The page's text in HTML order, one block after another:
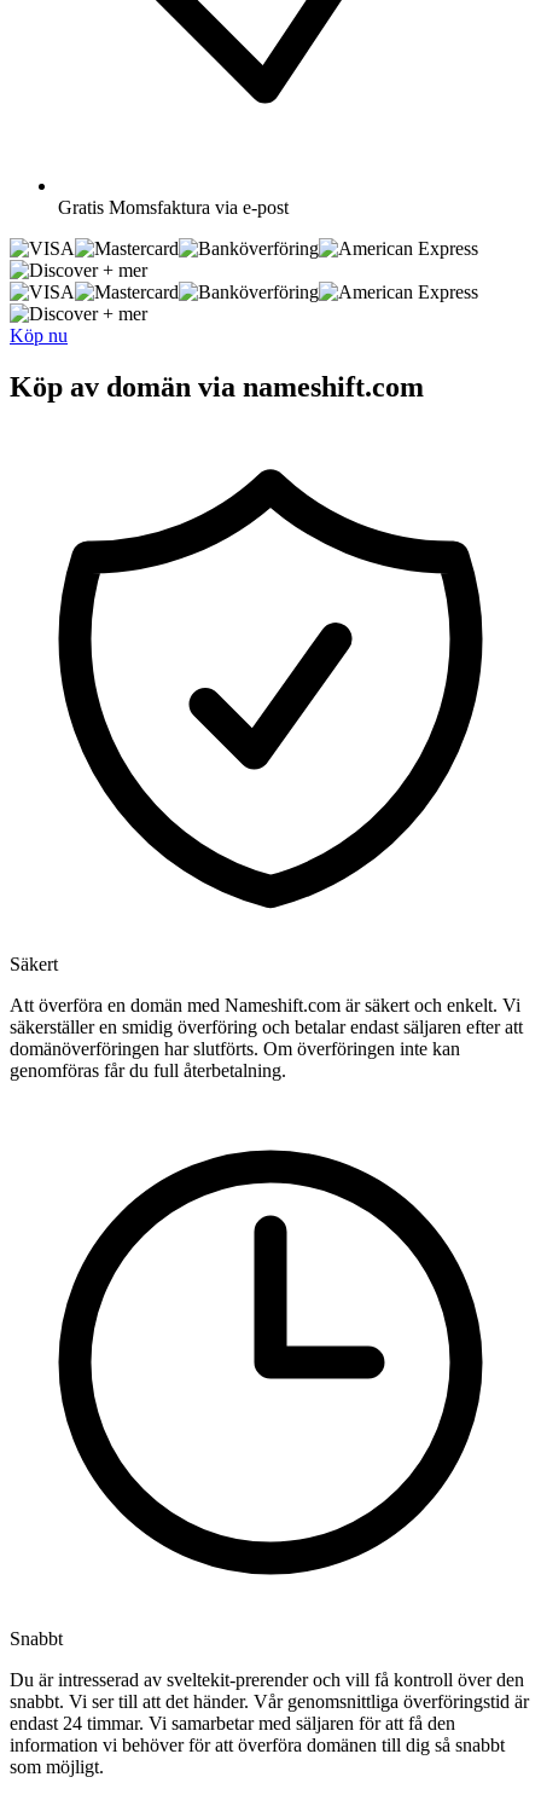
Gratis Momsfaktura via e-post
+ mer
+ mer
Köp nu
Köp av domän via nameshift.com
Säkert
Att överföra en domän med Nameshift.com är säkert och enkelt. Vi
säkerställer en smidig överföring och betalar endast säljaren efter att
domänöverföringen har slutförts. Om överföringen inte kan
genomföras får du full återbetalning.
Snabbt
Du är intresserad av sveltekit-prerender och vill få kontroll över den
snabbt. Vi ser till att det händer. Vår genomsnittliga överföringstid är
endast 24 timmar. Vi samarbetar med säljaren för att få den
information vi behöver för att överföra domänen till dig så snabbt
som möjligt.